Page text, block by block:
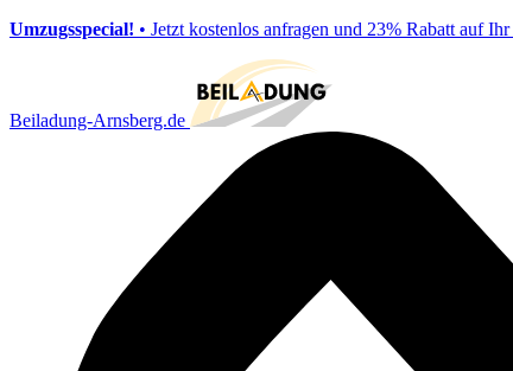
Umzugsspecial! • Jetzt kostenlos anfragen und 23% Rabatt auf
Beiladung-Arnsberg.de